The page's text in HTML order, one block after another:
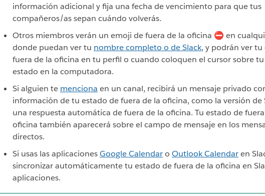
información adicional y fija una fecha de vencimiento para que tus
compañeros/as sepan cuándo volverás.
Otros miembros verán un emoji de fuera de la oficina ⛔ en
donde puedan ver tu nombre completo o de Slack, y podrán ver tu
fuera de la oficina en tu perfil o cuando coloquen el cursor sobre
estado en la computadora.
Si alguien te menciona en un canal, recibirá un mensaje privado
información de tu estado de fuera de la oficina, como la versión de
una respuesta automática de fuera de la oficina. Tu estado de
oficina también aparecerá sobre el campo de mensaje en los
directos.
Si usas las aplicacionesGoogle Calendaro Outlook Calendaren
sincronizar automáticamente tu estado de fuera de la oficina en
aplicaciones.